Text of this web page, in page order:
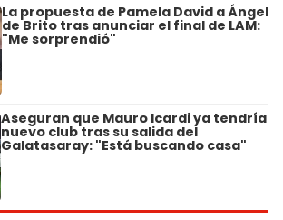
La propuesta de Pamela David a Ángel
de Brito tras anunciar el final de LAM:
"Me sorprendió"
Aseguran que Mauro Icardi ya tendría
nuevo club tras su salida del
Galatasaray: "Está buscando casa"